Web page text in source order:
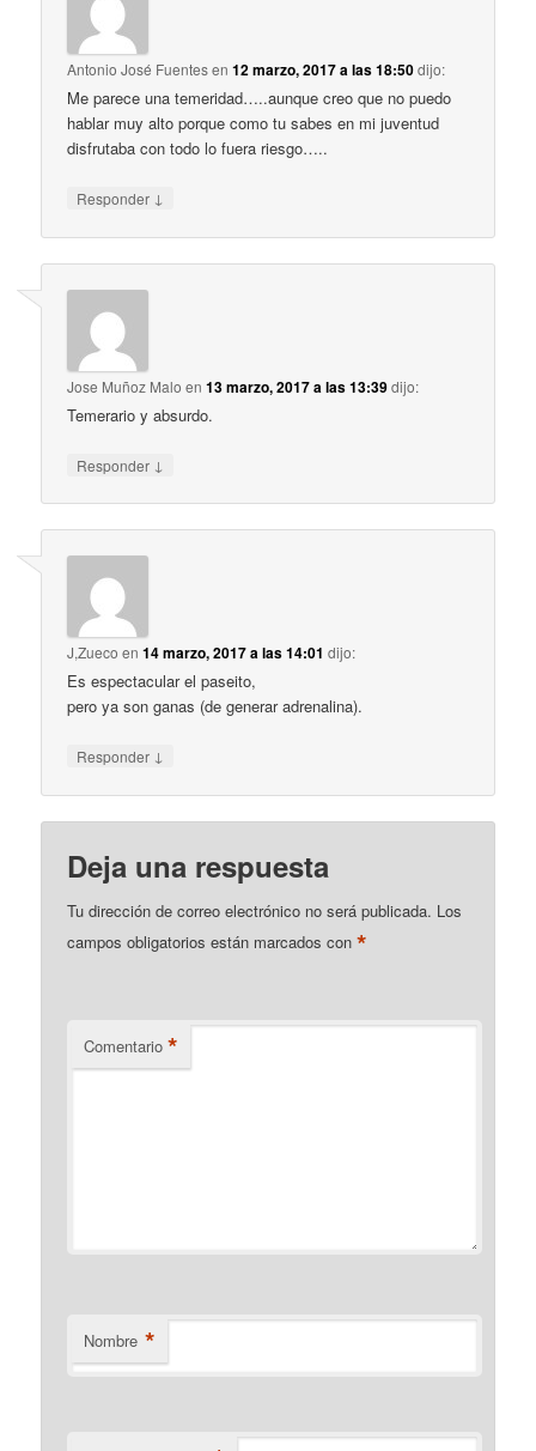
Antonio José Fuentesen12 marzo, 2017 a las 18:50dijo:
Me parece una temeridad…..aunque creo que no puedo
hablar muy alto porque como tu sabes en mi juventud
disfrutaba con todo lo fuera riesgo…..
Responder ↓
Jose Muñoz Malo en13 marzo, 2017 a las 13:39dijo:
Temerario y absurdo.
Responder ↓
J,Zueco en14 marzo, 2017 a las 14:01 dijo:
Es espectacular el paseito,
pero ya son ganas (de generar adrenalina).
Responder ↓
Deja una respuesta
Tu dirección de correo electrónico no será publicada. Los
campos obligatorios están marcados con*
Comentario *
Nombre *